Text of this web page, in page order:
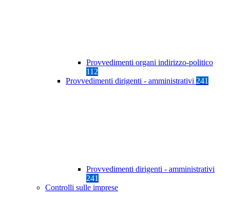
Provvedimenti organi indirizzo-politico
112
Provvedimenti dirigenti - amministrativi 241
Provvedimenti dirigenti - amministrativi
241
Controlli sulle imprese